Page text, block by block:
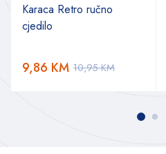
Karaca Retro ručno
cjedilo
10,95KM
9,86 KM